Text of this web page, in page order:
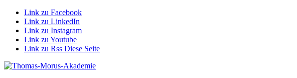
Link zu Facebook
Link zu LinkedIn
Link zu Instagram
Link zu Youtube
Link zu Rss Diese Seite